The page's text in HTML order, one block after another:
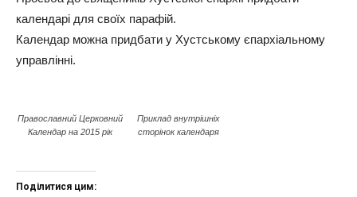
календарі для своїх парафій.
Календар можна придбати у Хустському єпархіальному
управлінні.
Православний Церковний
Календар на 2015 рік
Приклад внутрішніх
сторінок календаря
Поділитися цим: